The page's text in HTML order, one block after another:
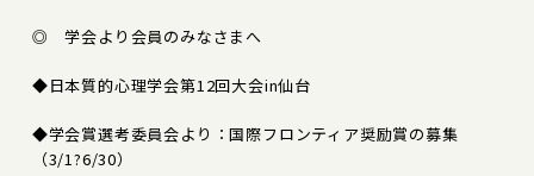
◎ 学会より会員のみなさまへ
◆日本質的心理学会第12回大会in仙台
◆学会賞選考委員会より：国際フロンティア奨励賞の募集
（3/1?6/30）